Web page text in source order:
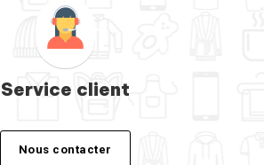
Service client
Nous contacter